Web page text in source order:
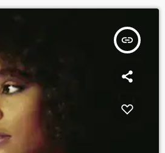
insert_link